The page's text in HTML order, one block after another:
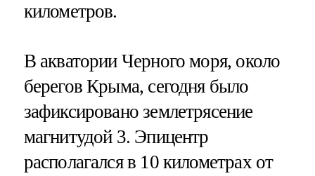
километров.
В акватории Черного моря, около
берегов Крыма, сегодня было
зафиксировано землетрясение
магнитудой 3. Эпицентр
располагался в 10 километрах от